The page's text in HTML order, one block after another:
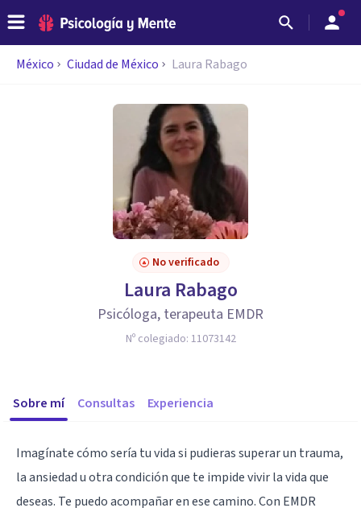
México Ciudad de México Laura Rabago
No verificado
Laura Rabago
Psicóloga, terapeuta EMDR
Nº colegiado: 11073142
Sobre mí Consultas Experiencia
Imagínate cómo sería tu vida si pudieras superar un trauma,
la ansiedad u otra condición que te impide vivir la vida que
deseas. Te puedo acompañar en ese camino. Con EMDR